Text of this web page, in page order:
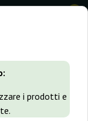
i prodotti e
0
Sweet